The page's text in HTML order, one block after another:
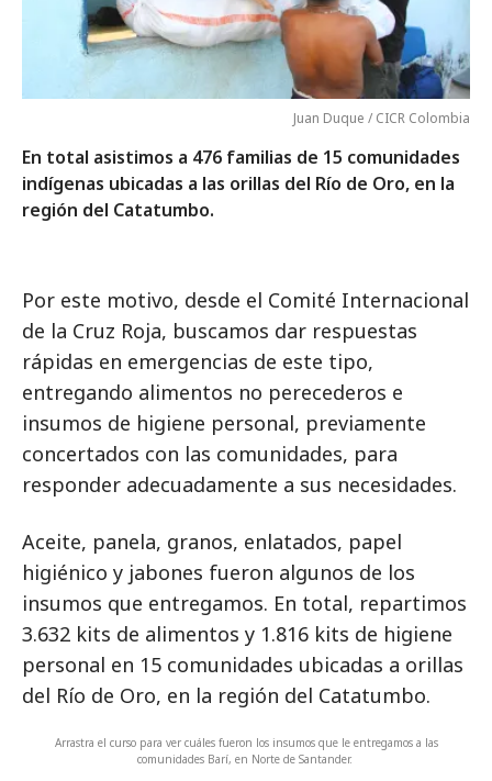
Juan Duque / CICR Colombia
En total asistimos a 476 familias de 15 comunidades
indígenas ubicadas a las orillas del Río de Oro, en la
región del Catatumbo.
Por este motivo, desde el Comité Internacional
de la Cruz Roja, buscamos dar respuestas
rápidas en emergencias de este tipo,
entregando alimentos no perecederos e
insumos de higiene personal, previamente
concertados con las comunidades, para
responder adecuadamente a sus necesidades.
Aceite, panela, granos, enlatados, papel
higiénico y jabones fueron algunos de los
insumos que entregamos. En total, repartimos
3.632 kits de alimentos y 1.816 kits de higiene
personal en 15 comunidades ubicadas a orillas
del Río de Oro, en la región del Catatumbo.
Arrastra el curso para ver cuáles fueron los insumos que le entregamos a las
comunidades Barí, en Norte de Santander.